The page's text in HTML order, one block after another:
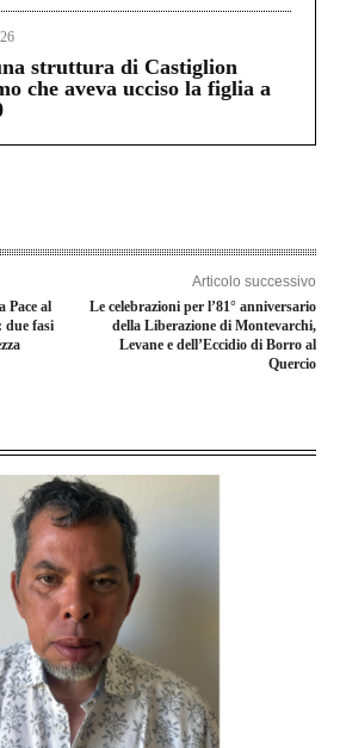
struttura di Castiglion
che aveva ucciso la figlia a
Pace al
due fasi
Articolo successivo
Le celebrazioni per l’81° anniversario
della Liberazione di Montevarchi,
Levane e dell’Eccidio di Borro al
Quercio